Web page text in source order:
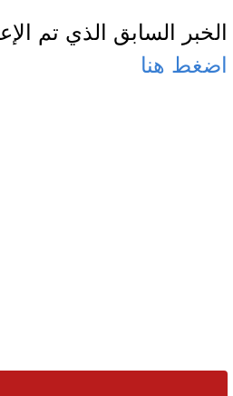
الخبر السابق الذي تم
اضغط هنا